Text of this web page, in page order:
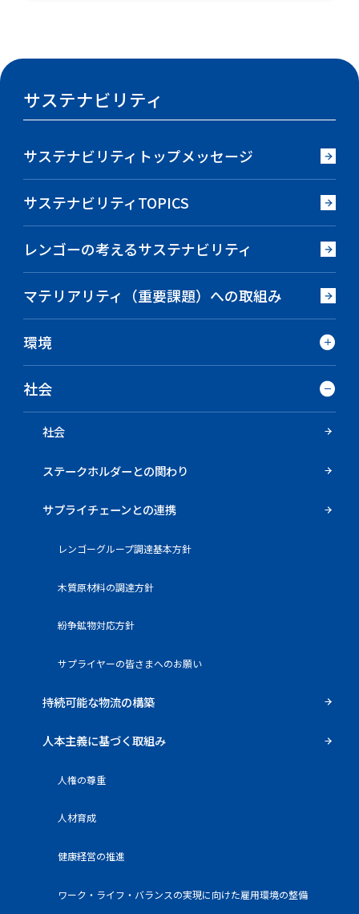
サステナビリティ
サステナビリティトップメッセージ
サステナビリティTOPICS
レンゴーの考えるサステナビリティ
マテリアリティ（重要課題）への取組み
環境
社会
社会
ステークホルダーとの関わり
サプライチェーンとの連携
レンゴーグループ調達基本方針
木質原材料の調達方針
紛争鉱物対応方針
サプライヤーの皆さまへのお願い
持続可能な物流の構築
人本主義に基づく取組み
人権の尊重
人材育成
健康経営の推進
ワーク・ライフ・バランスの実現に向けた雇用環境の整備